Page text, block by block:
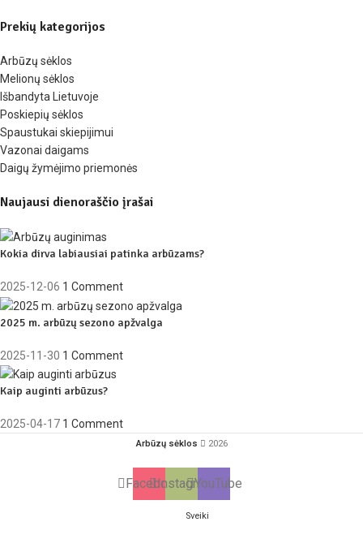
Prekių kategorijos
Arbūzų sėklos
Melionų sėklos
Išbandyta Lietuvoje
Poskiepių sėklos
Spaustukai skiepijimui
Vazonai daigams
Daigų žymėjimo priemonės
Naujausi dienoraščio įrašai
Kokia dirva labiausiai patinka arbūzams?
2025-12-06 1 Comment
2025 m. arbūzų sezono apžvalga
2025-11-30 1 Comment
Kaip auginti arbūzus?
2025-04-17 1 Comment
Arbūzų sėklos 2026
FacebookInstagramYouTube
Sveiki